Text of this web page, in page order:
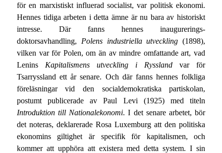
för en marxistiskt influerad socialist, var politisk ekonomi.
Hennes tidiga arbeten i detta ämne är nu bara av historiskt
intresse. Där fanns hennes inaugurerings-
doktorsavhandling, Polens industriella utveckling (1898),
vilken var för Polen, om än av mindre omfattande art, vad
Lenins Kapitalismens utveckling i Ryssland var för
Tsarryssland ett år senare. Och där fanns hennes folkliga
föreläsningar vid den socialdemokratiska partiskolan,
postumt publicerade av Paul Levi (1925) med titeln
Introduktion till Nationalekonomi. I det senare arbetet, bör
det noteras, deklarerade Rosa Luxemburg att den politiska
ekonomins giltighet är specifik för kapitalismen, och
kommer att upphöra att existera med detta system. I sin